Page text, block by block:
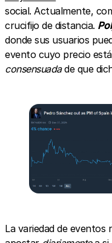
social. Actualmente,
crucifijo de distancia.
donde sus usuarios
evento cuyo precio
consensuadade que
La variedad de eventos